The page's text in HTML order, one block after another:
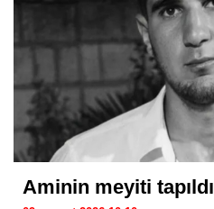
Aminin meyiti tapıldı